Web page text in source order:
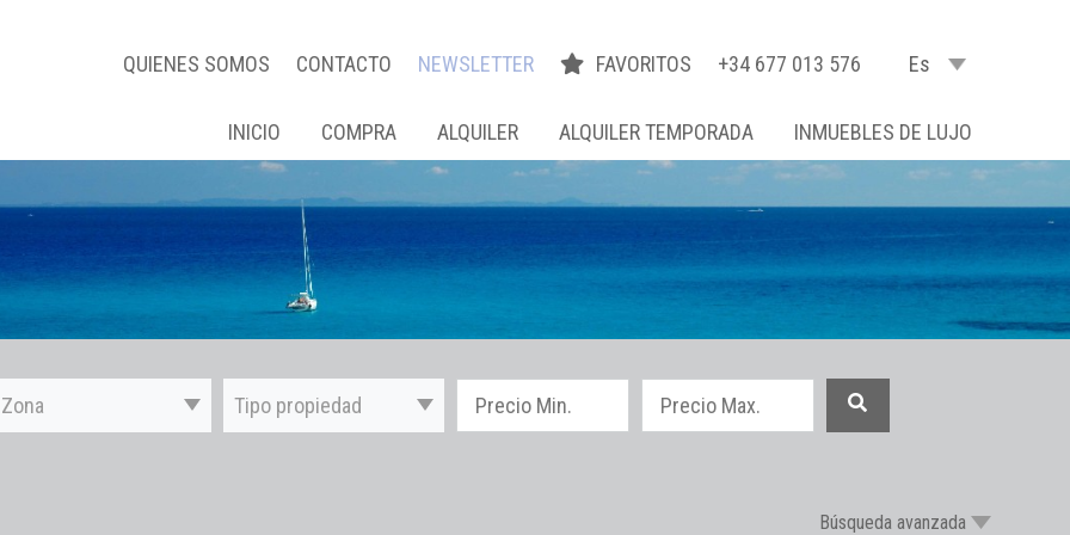
QUIENES SOMOS CONTACTO NEWSLETTER FAVORITOS +34 677 013 576 Es
INICIO COMPRA ALQUILER ALQUILER TEMPORADA INMUEBLES DE LUJO
Zona Tipo propiedad
Búsqueda avanzada